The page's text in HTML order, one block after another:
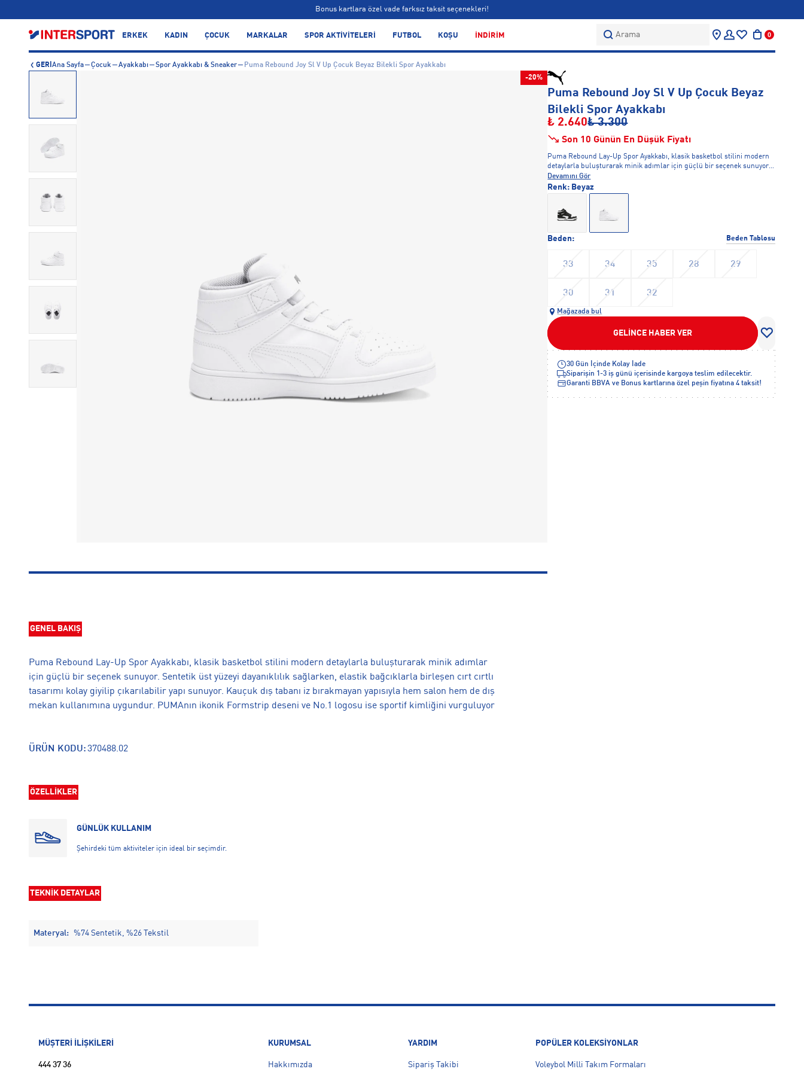
Bonus kartlara özel vade farksız taksit seçenekleri!
ERKEK KADIN ÇOCUK MARKALAR SPOR AKTİVİTELERİ FUTBOL KOŞU İNDİRİM Arama 0
GERİ Ana Sayfa Çocuk Ayakkabı Spor Ayakkabı & Sneaker
Puma Rebound Joy Sl V Up Çocuk Beyaz Bilekli Spor Ayakkabı
-20%
GENEL BAKIŞ
Puma Rebound Lay-Up Spor Ayakkabı, klasik basketbol stilini modern detaylarla buluşturarak minik adımlar
için güçlü bir seçenek sunuyor. Sentetik üst yüzeyi dayanıklılık sağlarken, elastik bağcıklarla birleşen cırt cırtlı
tasarımı kolay giyilip çıkarılabilir yapı sunuyor. Kauçuk dış tabanı iz bırakmayan yapısıyla hem salon hem de dış
mekan kullanımına uygundur. PUMAnın ikonik Formstrip deseni ve No.1 logosu ise sportif kimliğini vurguluyor
ÜRÜN KODU:370488.02
ÖZELLİKLER
GÜNLÜK KULLANIM
Şehirdeki tüm aktiviteler için ideal bir seçimdir.
TEKNİK DETAYLAR
Materyal: %74 Sentetik, %26 Tekstil
Puma Rebound Joy Sl V Up Çocuk Beyaz
Bilekli Spor Ayakkabı
₺ 2.640₺ 3.300
Son 10 Günün En Düşük Fiyatı
Puma Rebound Lay-Up Spor Ayakkabı, klasik basketbol stilini modern
detaylarla buluşturarak minik adımlar için güçlü bir seçenek sunuyor.
Sentetik üst yüzeyi dayanıklılık sağlarken, elastik bağcıklarla birleşen
cırt cırtlı tasarımı kolay giyilip çıkarılabilir yapı sunuyor. Kauçuk dış
tabanı iz bırakmayan yapısıyla hem salon hem de dış mekan
logosu ise sportif kimliğini vurguluyor
Devamını Gör
Beden: Beden Tablosu
33 34 35 28 29
30 31 32
Renk: Beyaz
Mağazada bul
GELİNCE HABER VER
30 Gün İçinde Kolay İade
Siparişin 1-3 iş günü içerisinde kargoya teslim edilecektir.
Garanti BBVA ve Bonus kartlarına özel peşin fiyatına 4 taksit!
MÜŞTERİ İLİŞKİLERİ
444 37 36
KURUMSAL
Hakkımızda
YARDIM
Sipariş Takibi
POPÜLER KOLEKSİYONLAR
Voleybol Milli Takım Formaları